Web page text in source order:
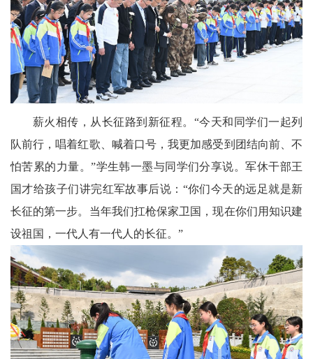
薪火相传，从长征路到新征程。“今天和同学们一起列
队前行，唱着红歌、喊着口号，我更加感受到团结向前、不
怕苦累的力量。”学生韩一墨与同学们分享说。军休干部王
国才给孩子们讲完红军故事后说：“你们今天的远足就是新
长征的第一步。当年我们扛枪保家卫国，现在你们用知识建
设祖国，一代人有一代人的长征。”